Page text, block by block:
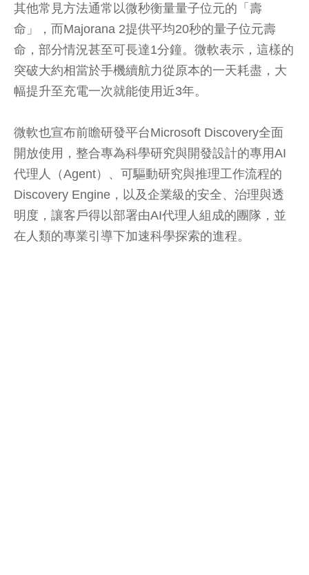
其他常見方法通常以微秒衡量量子位元的「壽
命」，而Majorana 2提供平均20秒的量子位元壽
命，部分情況甚至可長達1分鐘。微軟表示，這樣的
突破大約相當於手機續航力從原本的一天耗盡，大
幅提升至充電一次就能使用近3年。
微軟也宣布前瞻研發平台Microsoft Discovery全面
開放使用，整合專為科學研究與開發設計的專用AI
代理人（Agent）、可驅動研究與推理工作流程的
Discovery Engine，以及企業級的安全、治理與透
明度，讓客戶得以部署由AI代理人組成的團隊，並
在人類的專業引導下加速科學探索的進程。